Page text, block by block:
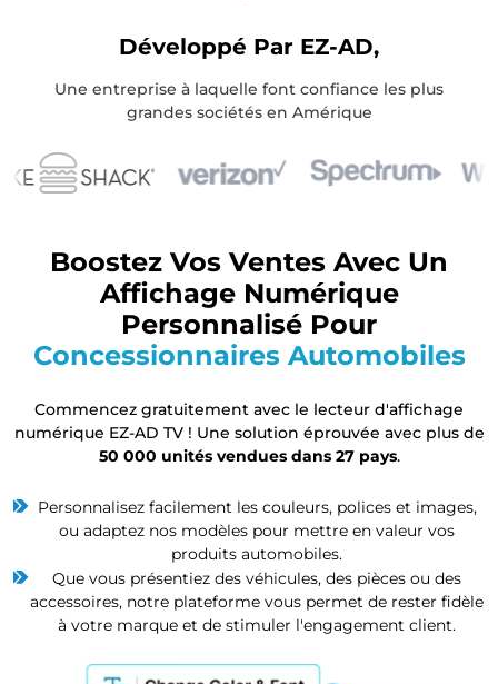
Développé Par EZ-AD,
Une entreprise à laquelle font confiance les plus
grandes sociétés en Amérique
Boostez Vos Ventes Avec Un
Affichage Numérique
Personnalisé Pour
Concessionnaires Automobiles
Commencez gratuitement avec le lecteur d'affichage
numérique EZ-AD TV ! Une solution éprouvée avec plus de
50 000 unités vendues dans 27 pays.
Personnalisez facilement les couleurs, polices et images,
ou adaptez nos modèles pour mettre en valeur vos
produits automobiles.
Que vous présentiez des véhicules, des pièces ou des
accessoires, notre plateforme vous permet de rester fidèle
à votre marque et de stimuler l'engagement client.